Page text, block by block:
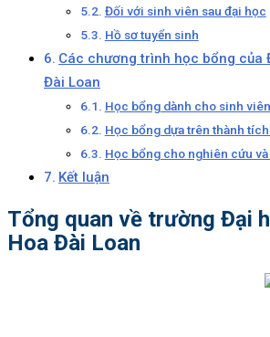
Đối với sinh viên sau đại học
Hồ sơ tuyển sinh
Các chương trình học bổng của
Đài Loan
Học bổng dành cho sinh
Học bổng dựa trên thành
Học bổng cho nghiên cứu và
Kết luận
Tổng quan về trường Đại
Hoa Đài Loan